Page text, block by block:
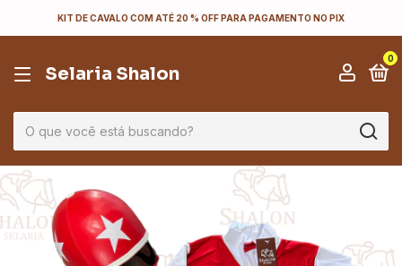
KIT DE CAVALO COM ATÉ 20 % OFF PARA PAGAMENTO NO PIX
Selaria Shalon
0